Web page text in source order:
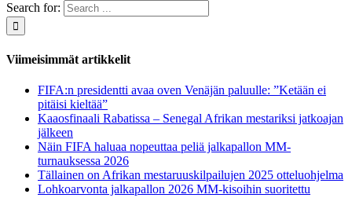
Search for:
Viimeisimmät artikkelit
FIFA:n presidentti avaa oven Venäjän paluulle: ”Ketään ei
pitäisi kieltää”
Kaaosfinaali Rabatissa – Senegal Afrikan mestariksi jatkoajan
jälkeen
Näin FIFA haluaa nopeuttaa peliä jalkapallon MM-
turnauksessa 2026
Tällainen on Afrikan mestaruuskilpailujen 2025 otteluohjelma
Lohkoarvonta jalkapallon 2026 MM-kisoihin suoritettu